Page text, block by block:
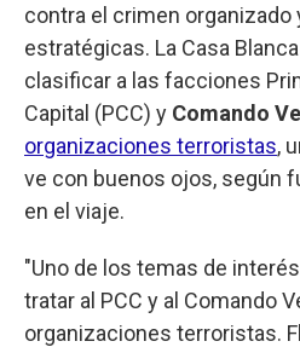
contra el crimen organizado
estratégicas. La Casa
clasificar a las facciones
Capital (PCC) y Comando
organizaciones terroristas,
ve con buenos ojos, según
en el viaje.
"Uno de los temas de
tratar al PCC y al Comando
organizaciones terroristas.